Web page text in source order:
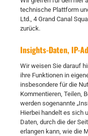
technische Plattform
Ltd., 4 Grand Canal
zurück.
Insights-Daten, IP-
Wir weisen Sie darauf
ihre Funktionen in
insbesondere für die
Kommentieren, Teilen,
werden sogenannte
Hierbei handelt es sich
Daten, durch die der
erlangen kann, wie die